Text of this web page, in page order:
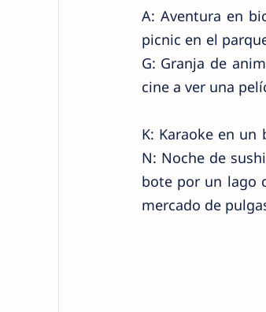
A: Aventura en
picnic en el
G: Granja de
cine a ver una
K: Karaoke en un
N: Noche de
bote por un lago
mercado de